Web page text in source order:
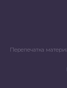
Перепечатка